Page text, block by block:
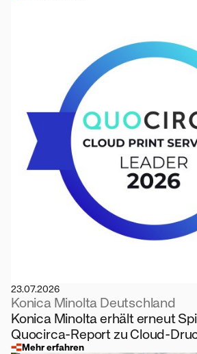
23.07.2026
Konica Minolta Deutschland
Konica Minolta erhält erneut
Quocirca-Report zu Cloud-
Mehr erfahren